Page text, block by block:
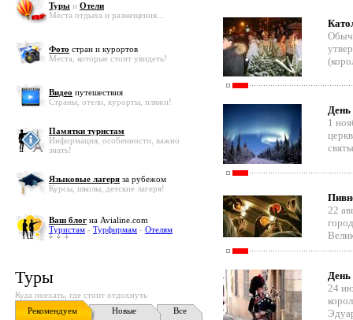
Туры и Отели
Места отдыха и размещения...
Фото стран и курортов
Места, которые стоит увидеть!
Видео путешествия
Страны, отели, курорты, пляжи!
Памятки туристам
Информация, особенности, важно
знать!
Языковые лагеря за рубежом
Курсы, школы, детские лагеря!
Ваш блог на Avialine.com
Туристам - Турфирмам - Отелям
Туры
Куда поехать, где стоит отдохнуть
Рекомендуем
Новые Все
День
1
22
День
24